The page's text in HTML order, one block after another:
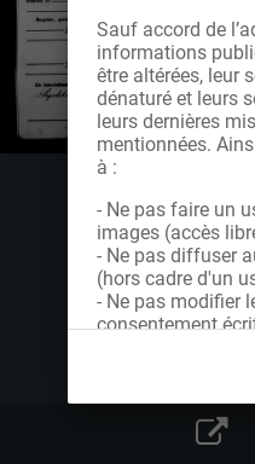
Sauf accord de
informations
être altérées, leur
dénaturé et leurs
leurs dernières
mentionnées.
à :
- Ne pas faire un
images (accès
- Ne pas diffuser
(hors cadre d'un
- Ne pas modifier
consentement
Dans le cas
à nous contacter
de Licence
proposées et le